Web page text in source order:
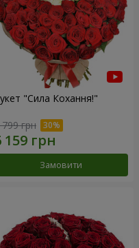
"Сила Кохання!"
грн
Замовити